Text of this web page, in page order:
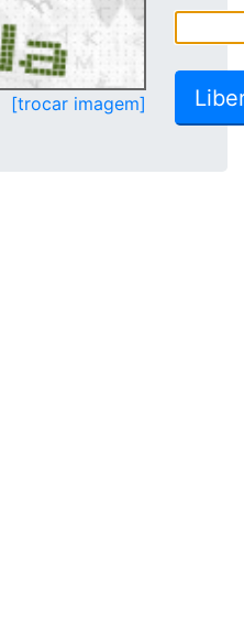
[trocar imagem]